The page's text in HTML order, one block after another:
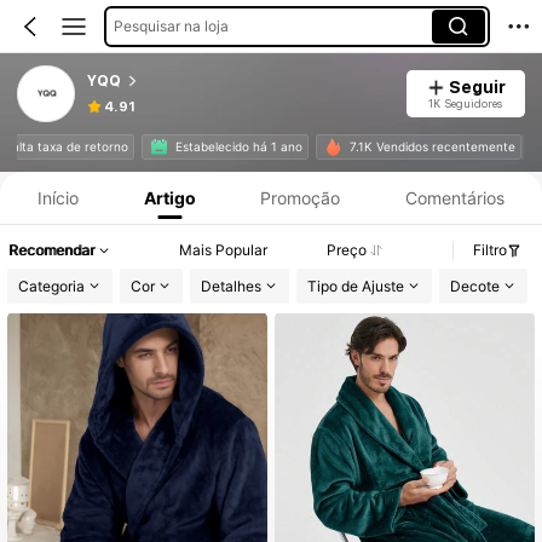
Pesquisar na loja
YQQ
4.91
Seguir
1K Seguidores
alta taxa de retorno Estabelecido há 1 ano 7.1K Vendidos recentemente
Informações do Produto: Divulgação de Preço, Vendas e Detalhes de Stock.
Início Artigo Promoção Comentários
Recomendar Mais Popular Preço
Filtro
Categoria
Cor Detalhes Tipo de Ajuste Decote